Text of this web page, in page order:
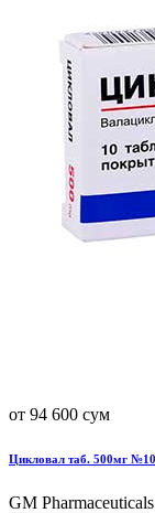
от 94 600 сум
Цикловал таб. 500мг №10
GM